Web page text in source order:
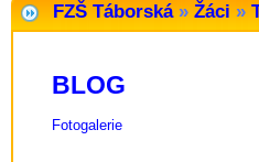
FZŠ Táborská » Žáci »
BLOG
Fotogalerie